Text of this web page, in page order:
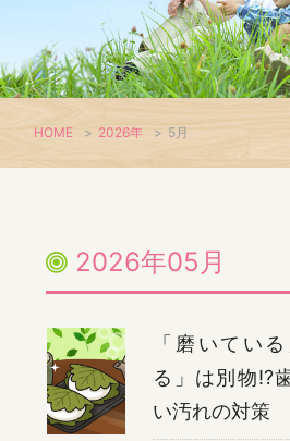
HOME > 2026年 > 5月
2026年05月
「磨いてい
る」は別物!?
い汚れの対策